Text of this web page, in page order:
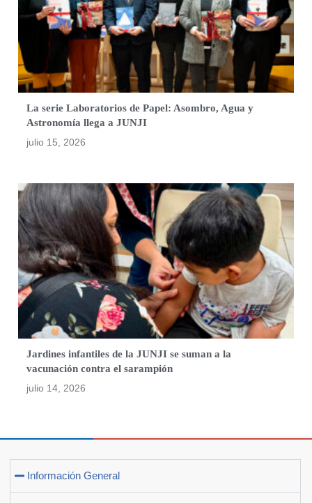
La serie Laboratorios de Papel: Asombro, Agua y
Astronomía llega a JUNJI
julio 15, 2026
Jardines infantiles de la JUNJI se suman a la
vacunación contra el sarampión
julio 14, 2026
Información General